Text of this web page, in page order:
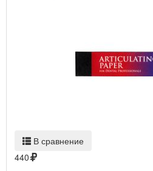
В сравнение
440